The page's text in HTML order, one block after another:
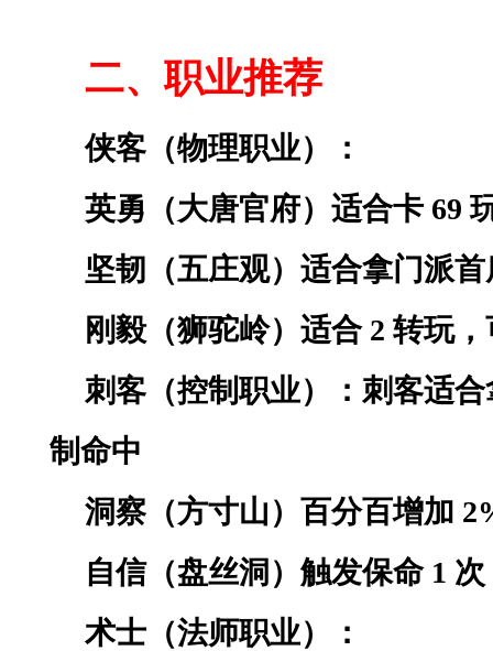
二、职业推荐
侠客（物理职业）：
英勇 （大唐官府）适合卡 69
坚韧（五庄观）适合拿门派首
刚毅（狮驼岭）适合 2 转玩
刺客（控制职业）：刺客适
制命中
洞察（方寸山）百分百增加
自信（盘丝洞）触发保命 1 次
术士（法师职业）：